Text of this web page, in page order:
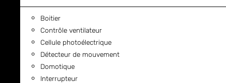
Boitier
Contrôle ventilateur
Cellule photoélectrique
Détecteur de mouvement
Domotique
Interrupteur